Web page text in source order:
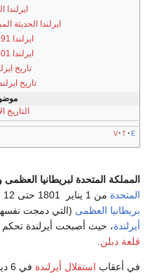
ايرلندا
ايرلندا الحديثة المبكرة
ايرلندا 1691–1801
ايرلندا 1801–1922
تاريخ
تاريخ
التاريخ
v t e
المملكة المتحدة لبريطانيا العظمى
المتحدة من 1 يناير 1801 حتى 12 أبريل 1927. تأسست بدمج
بريطانيا العظمى (التي دمجت
أيرلندة، حيث أصبحت أيرلندة
قلعة دبلن
في أعقاب استقلال أيرلندة في 6 ديسمبر 1922، عندما أصبحت